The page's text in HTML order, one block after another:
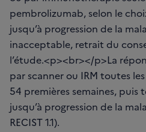
pembrolizumab, selon le
jusqu’à progression de la
inacceptable, retrait du
l’étude.<p><br></p>La
par scanner ou IRM toutes
54 premières semaines, puis
jusqu’à progression de la
RECIST 1.1).